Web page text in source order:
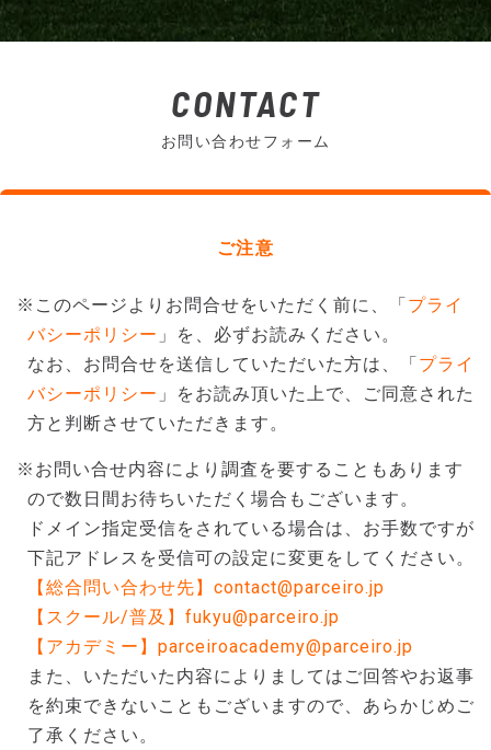
CONTACT
お問い合わせフォーム
ご注意
※このページよりお問合せをいただく前に、「 プライ
バシーポリシー 」を、必ずお読みください。
なお、お問合せを送信していただいた方は、「 プライ
バシーポリシー 」をお読み頂いた上で、ご同意された
方と判断させていただきます。
※お問い合せ内容により調査を要することもあります
ので数日間お待ちいただく場合もございます。
ドメイン指定受信をされている場合は、お手数ですが
下記アドレスを受信可の設定に変更をしてください。
【総合問い合わせ先】contact@parceiro.jp
【スクール/普及】fukyu@parceiro.jp
【アカデミー】parceiroacademy@parceiro.jp
また、いただいた内容によりましてはご回答やお返事
を約束できないこともございますので、あらかじめご
了承ください。